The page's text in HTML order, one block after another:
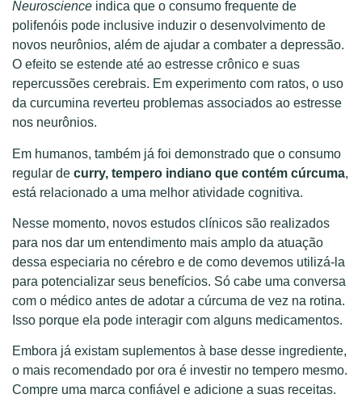
Neuroscience indica que o consumo frequente de
polifenóis pode inclusive induzir o desenvolvimento de
novos neurônios, além de ajudar a combater a depressão.
O efeito se estende até ao estresse crônico e suas
repercussões cerebrais. Em experimento com ratos, o uso
da curcumina reverteu problemas associados ao estresse
nos neurônios.
Em humanos, também já foi demonstrado que o consumo
regular de curry, tempero indiano que contém cúrcuma,
está relacionado a uma melhor atividade cognitiva.
Nesse momento, novos estudos clínicos são realizados
para nos dar um entendimento mais amplo da atuação
dessa especiaria no cérebro e de como devemos utilizá-la
para potencializar seus benefícios. Só cabe uma conversa
com o médico antes de adotar a cúrcuma de vez na rotina.
Isso porque ela pode interagir com alguns medicamentos.
Embora já existam suplementos à base desse ingrediente,
o mais recomendado por ora é investir no tempero mesmo.
Compre uma marca confiável e adicione a suas receitas.